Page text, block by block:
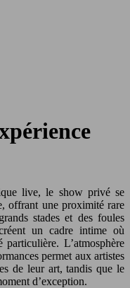
live, le show privé se
offrant une proximité rare
stades et des foules
un cadre intime où
L’atmosphère
permet aux artistes
de leur art, tandis que le
d’exception.